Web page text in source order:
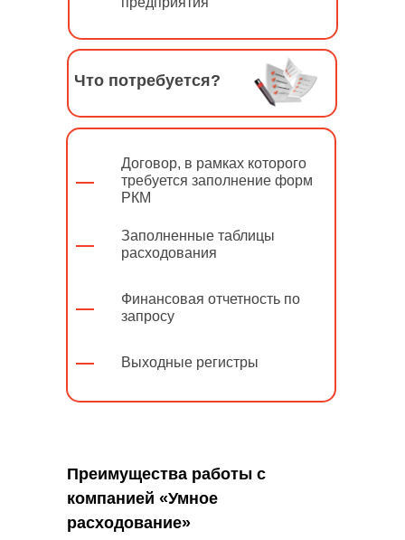
Что потребуется?
Договор, в рамках которого
требуется заполнение форм
РКМ
Заполненные таблицы
расходования
Финансовая отчетность по
запросу
Выходные регистры
Преимущества работы с
компанией «Умное
расходование»